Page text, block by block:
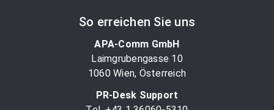
So erreichen Sie uns
APA-Comm GmbH
Laimgrubengasse 10
1060 Wien, Österreich
PR-Desk Support